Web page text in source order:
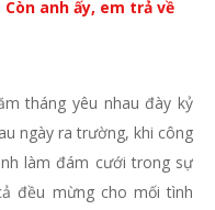
anh ấy, em trả về
tháng yêu nhau đày kỷ
ngày ra trường, khi công
làm đám cưới trong sự
đều mừng cho mối tình